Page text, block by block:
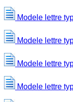
Modele lettre
Modele lettre
Modele lettre
Modele lettre